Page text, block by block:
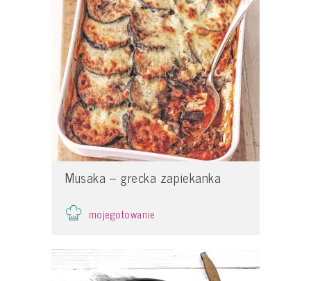
Musaka – grecka zapiekanka
mojegotowanie